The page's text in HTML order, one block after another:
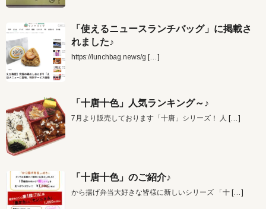
「使えるニュースランチバッグ」に掲載さ
れました♪
https://lunchbag.news/g […]
「十唐十色」人気ランキング～♪
7月より販売しております「十唐」シリーズ！ 人 […]
「十唐十色」のご紹介♪
から揚げ弁当大好きな皆様に新しいシリーズ 「十 […]